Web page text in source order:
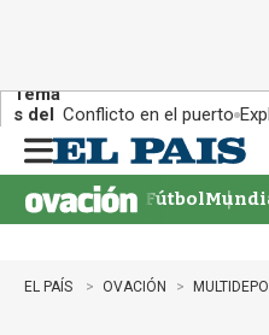
Tema
s del
día:
Conflicto en el puerto
n
u
Fútbol
EL PAÍS OVACIÓN